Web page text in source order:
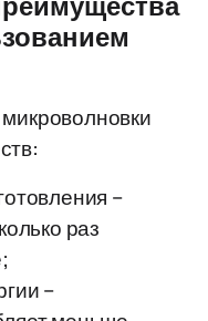
–
раз
–